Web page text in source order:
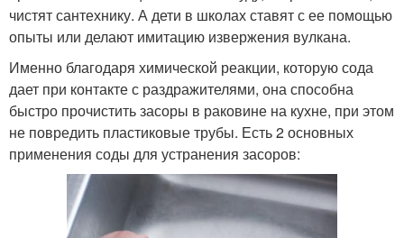
чистят сантехнику. А дети в школах ставят с ее помощью
опыты или делают имитацию извержения вулкана.
Именно благодаря химической реакции, которую сода
дает при контакте с раздражителями, она способна
быстро прочистить засоры в раковине на кухне, при этом
не повредить пластиковые трубы. Есть 2 основных
применения соды для устранения засоров: